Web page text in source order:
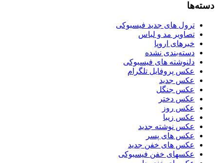
دسته‌ها
ترول های جدید فیسبوکی
تصاویر مد و لباس
خبرهای اروپا
دسته‌بندی نشده
دلنوشته های فیسبوکی
عکس پروفایل تلگرام
عکس جدید
عکس جنگل
عکس دختر
عکس روز
عکس زیبا
عکس نوشته جدید
عکس های پسر
عکس های خفن جدید
عکسهای خفن فیسبوکی